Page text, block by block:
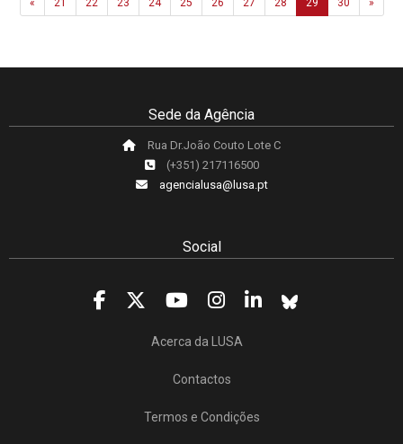
« 21 22 23 24 25 26 27 28 29 30 »
Sede da Agência
Rua Dr.João Couto Lote C
(+351) 217116500
agencialusa@lusa.pt
Social
Acerca da LUSA
Contactos
Termos e Condições